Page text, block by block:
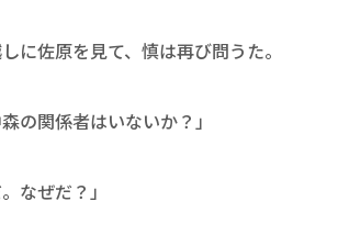
に佐原を見て、慎は再び問うた。
の関係者はいないか？」
なぜだ？」